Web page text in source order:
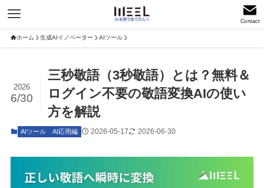
Contact
ホーム 生成AIイノベーター AIツール
三秒敬語（3秒敬語）とは？無料＆
ログイン不要の敬語変換AIの使い
方を解説
2026
6/30
AIツール AI応用編 2026-05-17 2026-06-30